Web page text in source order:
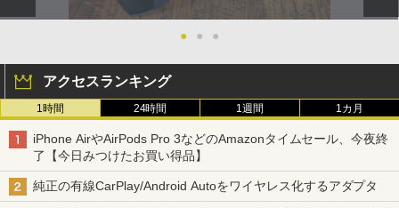
● ● ●
アクセスランキング
1時間 24時間 1週間 1カ月
iPhone AirやAirPods Pro 3などのAmazonタイムセール、今夜終
了【今日みつけたお買い得品】
純正の有線CarPlay/Android Autoをワイヤレス化するアダプタ